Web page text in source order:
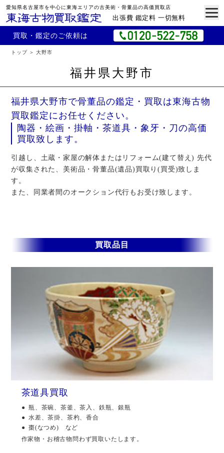
愛知県名古屋市を中心に東海エリアの古美術・骨董品の高価買取店
出張費 鑑定料 一切無料
買取・鑑定のご依頼は
トップ 大野市
福井県大野市
福井県大野市で骨董品の鑑定・買取は東海古物
買取鑑定にお任せください。
陶器・絵画・掛軸・茶道具・象牙・刀の高価
買取致します。
引越し、土蔵・家屋の解体またはリフォーム(建て替え) 先代
が収集された、美術品・骨董品(遺品)買取り(買受)致しま
す。
また、同業者間のオークション代行もお受け致します。
買取品目
茶道具買取
瓶、茶碗、茶釜、茶入、鉄瓶、銀瓶
水差、茶掛、茶杓、香合
棗(なつめ) など
作家物・お稽古物問わず買取いたします。